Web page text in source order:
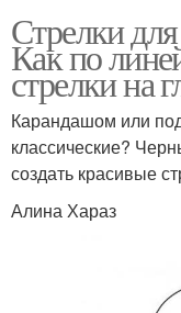
Стрелки
Как по
стрелки на
Карандашом или
классические?
создать красивые
Алина Хараз